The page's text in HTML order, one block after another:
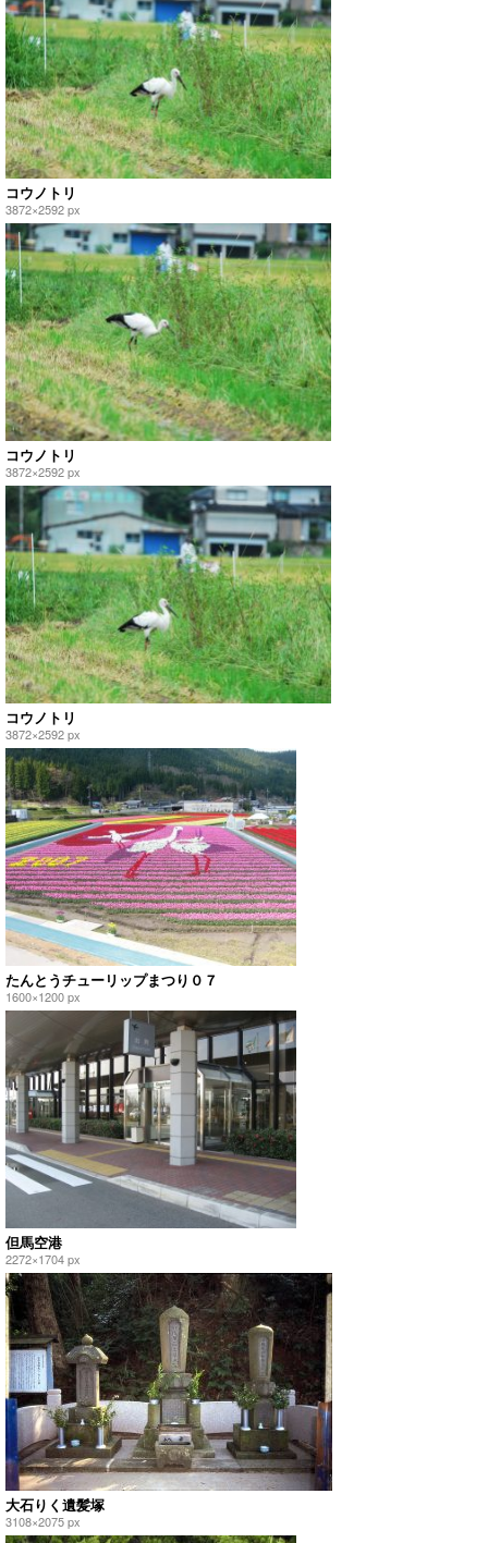
コウノトリ
3872×2592 px
コウノトリ
3872×2592 px
コウノトリ
3872×2592 px
たんとうチューリップまつり０７
1600×1200 px
但馬空港
2272×1704 px
大石りく遺髪塚
3108×2075 px